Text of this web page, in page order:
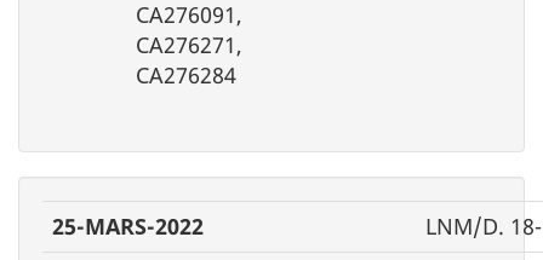
CA276091,
CA276271,
CA276284
25-MARS-2022
LNM/D.